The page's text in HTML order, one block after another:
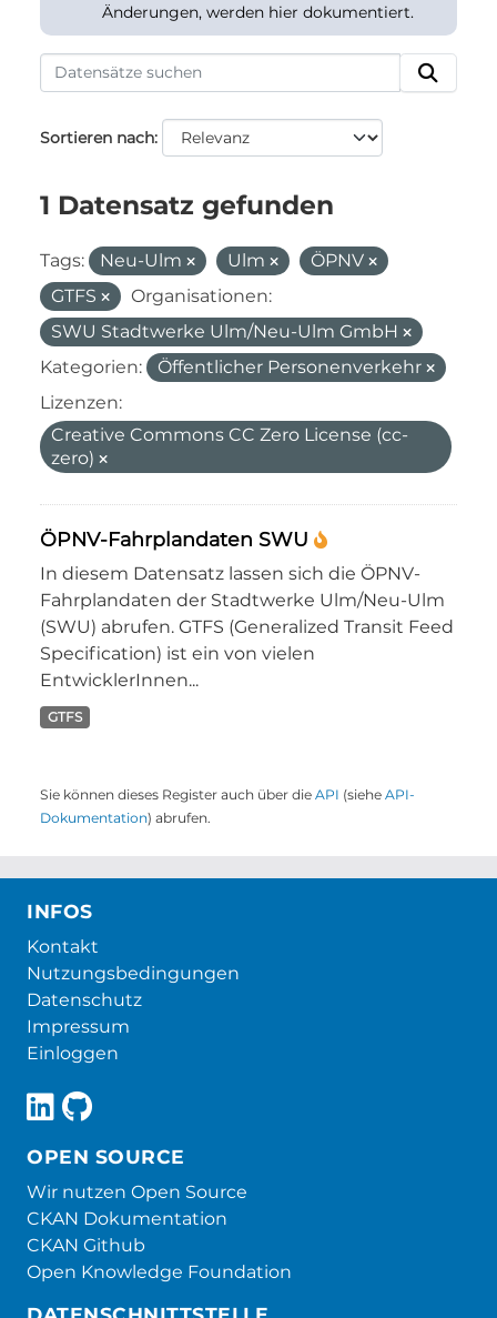
Änderungen, werden hier dokumentiert.
Sortieren nach
1 Datensatz gefunden
Tags: Neu-Ulm Ulm
ÖPNV
GTFS
Organisationen:
SWU Stadtwerke Ulm/Neu-Ulm GmbH
Kategorien:
Öffentlicher Personenverkehr
Lizenzen:
Creative Commons CC Zero License (cc-
zero)
ÖPNV-Fahrplandaten SWU
In diesem Datensatz lassen sich die ÖPNV-
Fahrplandaten der Stadtwerke Ulm/Neu-Ulm
(SWU) abrufen. GTFS (Generalized Transit Feed
Specification) ist ein von vielen
EntwicklerInnen...
GTFS
Sie können dieses Register auch über die API (siehe API-
Dokumentation) abrufen.
INFOS
Kontakt
Nutzungsbedingungen
Datenschutz
Impressum
Einloggen
OPEN SOURCE
Wir nutzen Open Source
CKAN Dokumentation
CKAN Github
Open Knowledge Foundation